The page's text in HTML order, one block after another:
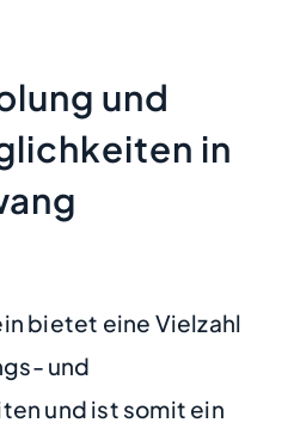
und
in
bietet eine Vielzahl
und
und ist somit ein